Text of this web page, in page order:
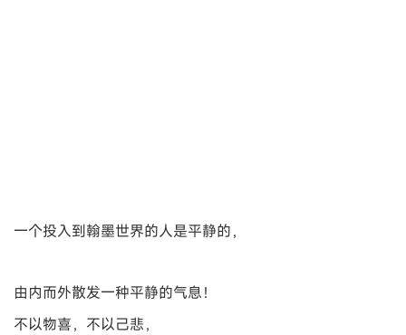
一个投入到翰墨世界的人是平静的，
由内而外散发一种平静的气息！
不以物喜，不以己悲，